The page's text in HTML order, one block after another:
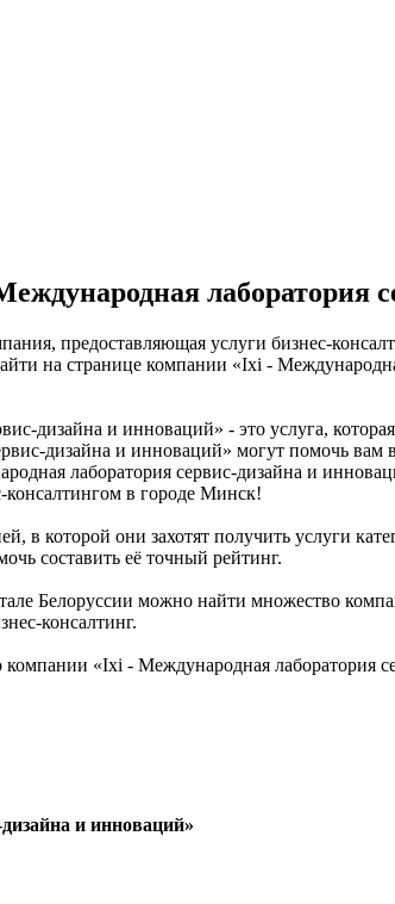
лаборатория
предоставляющая услуги бизнес-
на странице компании «Ixi -
дизайна и инноваций» - это услуга,
дизайна и инноваций» могут помочь
лаборатория сервис-дизайна и
в городе Минск!
в которой они захотят получить услуги
составить её точный рейтинг.
Белоруссии можно найти множество
консалтинг.
«Ixi - Международная лаборатория
и инноваций»